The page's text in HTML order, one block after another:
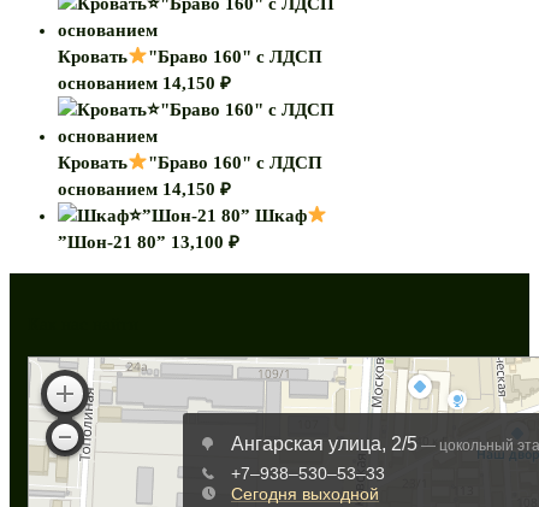
Кровать
"Браво 160" с ЛДСП
основанием 14,150 ₽
Кровать
"Браво 160" с ЛДСП
основанием 14,150 ₽
Шкаф
”Шон-21 80” 13,100 ₽